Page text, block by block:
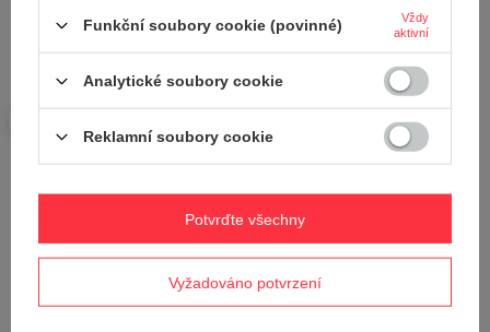
Váš e-mail
Odeslat zpětnou vazbu
Potřebujete pomoc? Máte otázky?
Položte svůj dotaz a my vám ihned odpovíme,
nejzajímavější dotazy a odpovědi budou
Položit otázku
Funkční soubory cookie (povinné)
Vždy
aktivní
Analytické soubory cookie
Reklamní soubory cookie
Vyžadováno potvrzení
Potvrďte všechny